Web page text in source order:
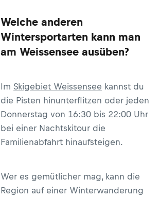
Welche anderen
Wintersportarten kann man
am Weissensee ausüben?
Im Skigebiet Weissensee kannst du
die Pisten hinunterflitzen oder jeden
Donnerstag von 16:30 bis 22:00 Uhr
bei einer Nachtskitour die
Familienabfahrt hinaufsteigen.
Wer es gemütlicher mag, kann die
Region auf einer Winterwanderung